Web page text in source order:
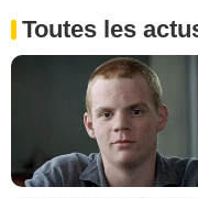
Toutes les